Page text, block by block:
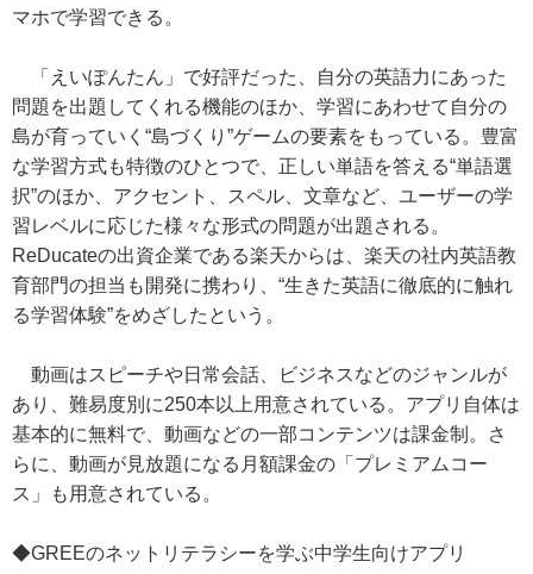
マホで学習できる。
「えいぽんたん」で好評だった、自分の英語力にあった
問題を出題してくれる機能のほか、学習にあわせて自分の
島が育っていく“島づくり”ゲームの要素をもっている。豊富
な学習方式も特徴のひとつで、正しい単語を答える“単語選
択”のほか、アクセント、スペル、文章など、ユーザーの学
習レベルに応じた様々な形式の問題が出題される。
ReDucateの出資企業である楽天からは、楽天の社内英語教
育部門の担当も開発に携わり、“生きた英語に徹底的に触れ
る学習体験”をめざしたという。
動画はスピーチや日常会話、ビジネスなどのジャンルが
あり、難易度別に250本以上用意されている。アプリ自体は
基本的に無料で、動画などの一部コンテンツは課金制。さ
らに、動画が見放題になる月額課金の「プレミアムコー
ス」も用意されている。
◆GREEのネットリテラシーを学ぶ中学生向けアプリ